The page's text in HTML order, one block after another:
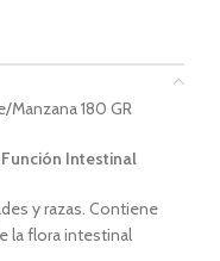
Manzana 180 GR
Intestinal
y razas. Contiene
la flora intestinal